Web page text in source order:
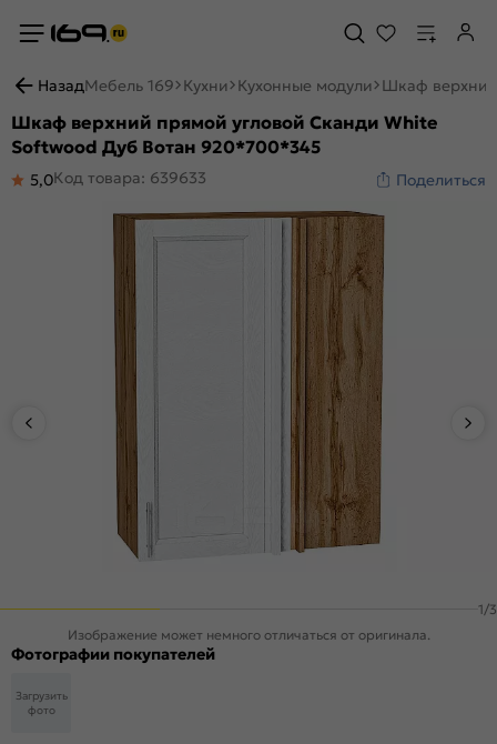
НазадМебель 169 Кухни Кухонные модули Шкаф
Шкаф верхний прямой угловой Сканди White
Softwood Дуб Вотан 920*700*345
5,0Код товара: 639633 Поделиться
1/3
Изображение может немного отличаться от оригинала.
Фотографии покупателей
Загрузить
фото